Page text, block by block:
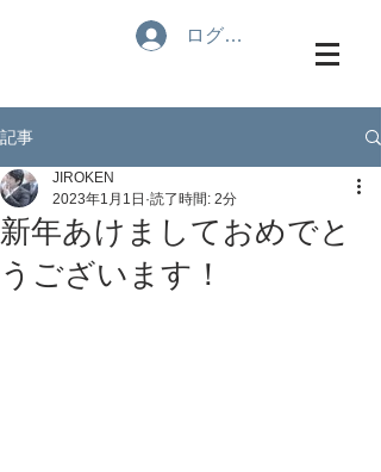
ログイン
記事
新年あけましておめでと
うございます！
JIROKEN
2023年1月1日 読了時間: 2分